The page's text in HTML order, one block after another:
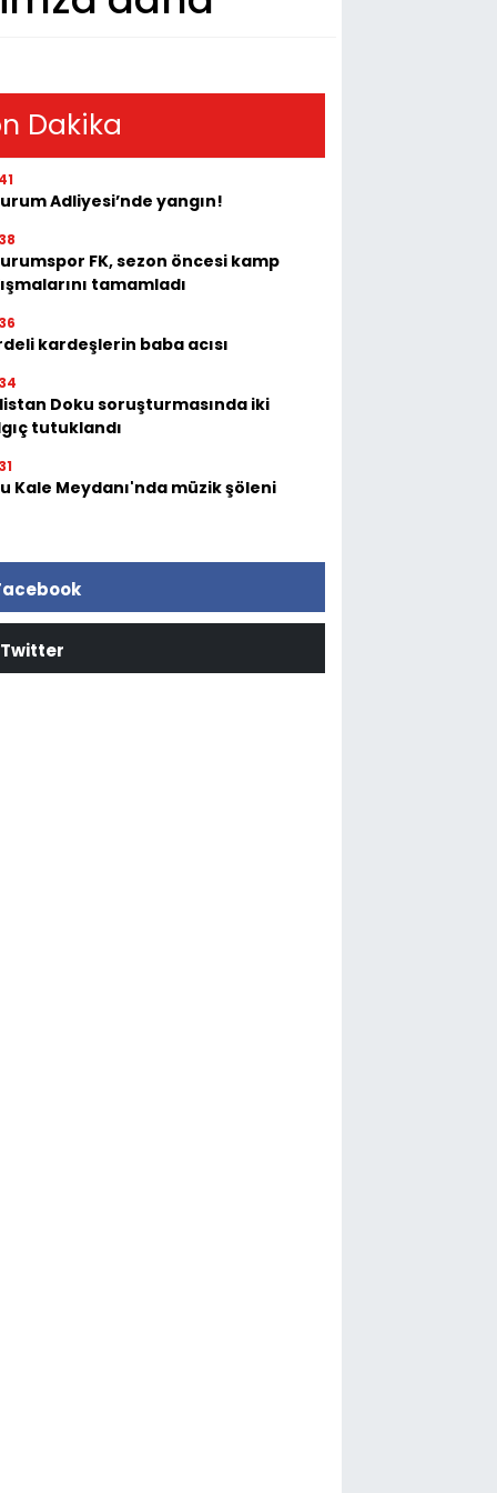
Dakika
Adliyesi’nde yangın!
FK, sezon öncesi kamp
tamamladı
kardeşlerin baba acısı
Doku soruşturmasında iki
tutuklandı
Kale Meydanı'nda müzik şöleni
Twitter